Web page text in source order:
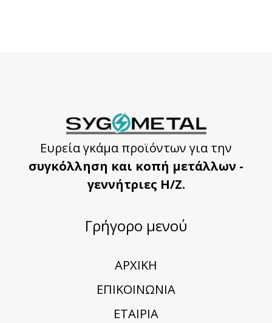
Ευρεία γκάμα προϊόντων για την
συγκόλληση και κοπή μετάλλων -
γεννήτριες Η/Ζ.
Γρήγορο μενού
ΑΡΧΙΚΗ
ΕΠΙΚΟΙΝΩΝΙΑ
ΕΤΑΙΡΙΑ